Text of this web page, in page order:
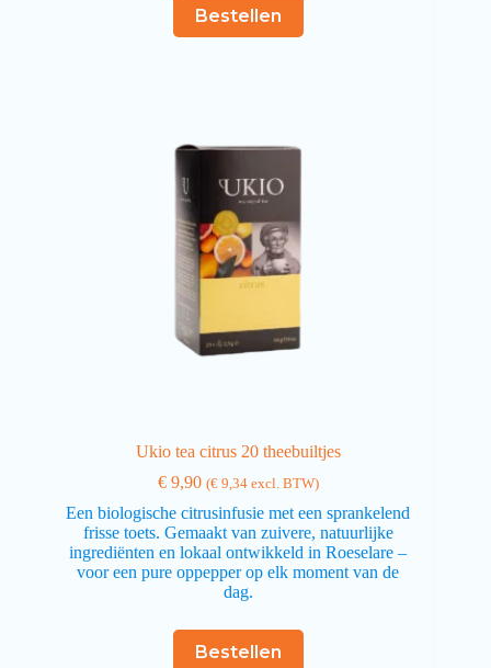
Bestellen
Ukio tea citrus 20 theebuiltjes
€9,90 (€9,34excl. BTW)
Een biologische citrusinfusie met een sprankelend
frisse toets. Gemaakt van zuivere, natuurlijke
ingrediënten en lokaal ontwikkeld in Roeselare –
voor een pure oppepper op elk moment van de
dag.
Bestellen